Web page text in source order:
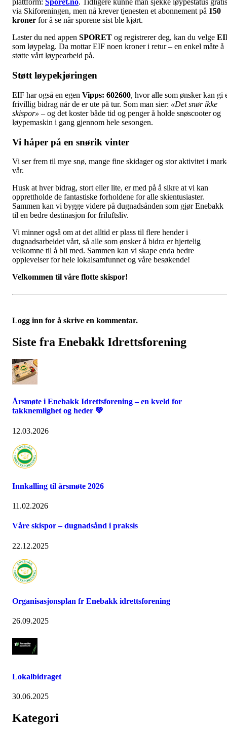
plattform: Sporet.no. Tidligere kunne man sjekke løypestatus gratis
via Skiforeningen, men nå krever tjenesten et abonnement på 150
kroner for å se når sporene sist ble kjørt.
Laster du ned appen SPORET og registrerer deg, kan du velge
som løypelag. Da mottar EIF noen kroner i retur – en enkel måte å
støtte vårt løypearbeid på.
Støtt løypekjøringen
EIF har også en egen Vipps: 602600, hvor alle som ønsker kan gi
frivillig bidrag når de er ute på tur. Som man sier: «Det snør ikke
skispor» – og det koster både tid og penger å holde snøscooter og
løypemaskin i gang gjennom hele sesongen.
Vi håper på en snørik vinter
Vi ser frem til mye snø, mange fine skidager og stor aktivitet i
vår.
Husk at hver bidrag, stort eller lite, er med på å sikre at vi kan
opprettholde de fantastiske forholdene for alle skientusiaster.
Sammen kan vi bygge videre på dugnadsånden som gjør Enebakk
til en bedre destinasjon for friluftsliv.
Vi minner også om at det alltid er plass til flere hender i
dugnadsarbeidet vårt, så alle som ønsker å bidra er hjertelig
velkomne til å bli med. Sammen kan vi skape enda bedre
opplevelser for hele lokalsamfunnet og våre besøkende!
Velkommen til våre flotte skispor!
Logg inn for å skrive en kommentar.
Siste fra Enebakk Idrettsforening
Årsmøte i Enebakk Idrettsforening – en kveld for
takknemlighet og heder 💚
12.03.2026
Innkalling til årsmøte 2026
11.02.2026
Våre skispor – dugnadsånd i praksis
22.12.2025
Organisasjonsplan fr Enebakk idrettsforening
26.09.2025
Lokalbidraget
30.06.2025
Kategori